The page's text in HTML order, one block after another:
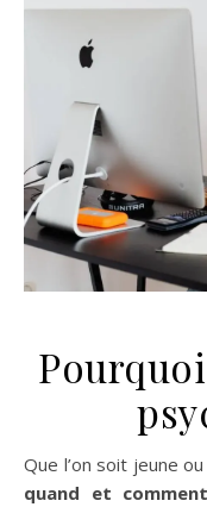
Que l’on soit jeune
quand et